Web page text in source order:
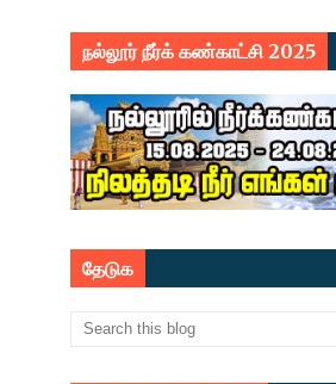
நல்லூர் நீர்க் கண்காட்சி 2025
தேடுக